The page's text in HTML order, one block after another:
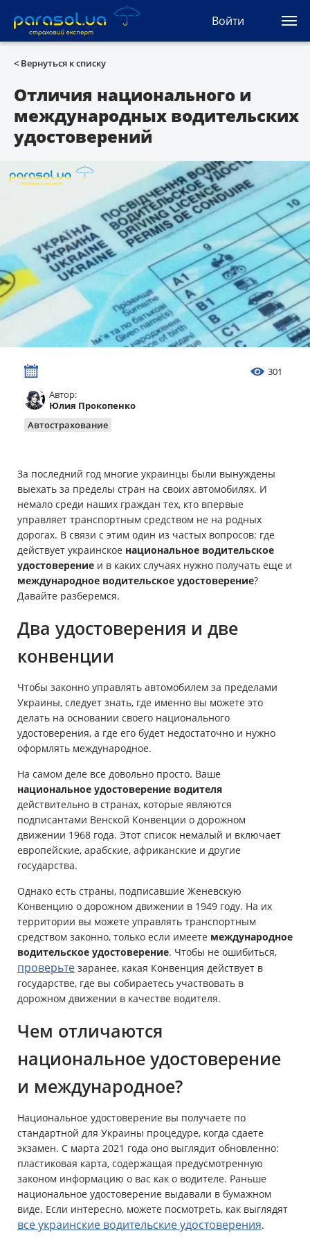
Войти
(093) 170-33-90
Ua En
Все сервисы
Автогражданка
Туристическая
Автозащита
КАСКО
Автоюрист
Имущество
Новости
Партнерская программа
< Вернуться к списку
Отличия национального и
международных водительских
удостоверений
Автор:
Юлия Прокопенко
301
Автострахование
За последний год многие украинцы были вынуждены
выехать за пределы стран на своих автомобилях. И
немало среди наших граждан тех, кто впервые
управляет транспортным средством не на родных
дорогах. В связи с этим один из частых вопросов: где
действует украинское национальное водительское
удостоверение и в каких случаях нужно получать еще и
международное водительское удостоверение?
Давайте разберемся.
Два удостоверения и две
конвенции
Чтобы законно управлять автомобилем за пределами
Украины, следует знать, где именно вы можете это
делать на основании своего национального
удостоверения, а где его будет недостаточно и нужно
оформлять международное.
На самом деле все довольно просто. Ваше
национальное удостоверение водителя
действительно в странах, которые являются
подписантами Венской Конвенции о дорожном
движении 1968 года. Этот список немалый и включает
европейские, арабские, африканские и другие
государства.
Однако есть страны, подписавшие Женевскую
Конвенцию о дорожном движении в 1949 году. На их
территории вы можете управлять транспортным
средством законно, только если имеете международное
водительское удостоверение. Чтобы не ошибиться,
проверьте заранее, какая Конвенция действует в
государстве, где вы собираетесь участвовать в
дорожном движении в качестве водителя.
Чем отличаются
национальное удостоверение
и международное?
Национальное удостоверение вы получаете по
стандартной для Украины процедуре, когда сдаете
экзамен. С марта 2021 года оно выглядит обновленно:
пластиковая карта, содержащая предусмотренную
законом информацию о вас как о водителе. Раньше
национальное удостоверение выдавали в бумажном
виде. Если интересно, можете посмотреть, как выглядят
все украинские водительские удостоверения.